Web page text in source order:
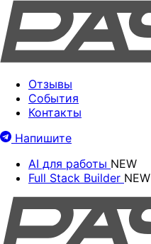
Отзывы
События
Контакты
Напишите
AI для работы NEW
Full Stack Builder NEW